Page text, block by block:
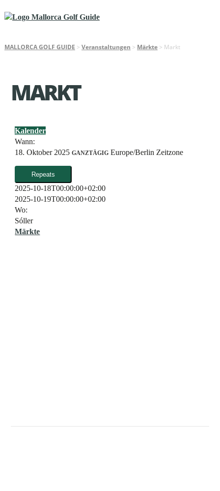
MALLORCA GOLF GUIDE > Veranstaltungen > Märkte> Markt
MARKT
Kalender
Wann:
18. Oktober 2025GANZTÄGIG Europe/Berlin Zeitzone
Repeats
2025-10-18T00:00:00+02:00
2025-10-19T00:00:00+02:00
Wo:
Sóller
Märkte